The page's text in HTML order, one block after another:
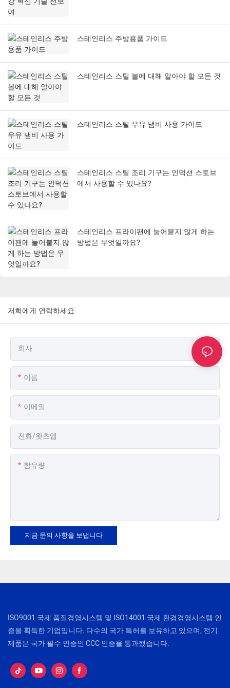
스테인리스 주방용품 가이드
스테인리스 스틸 볼에 대해 알아야 할 모든 것
스테인리스 스틸 우유 냄비 사용 가이드
스테인리스 스틸 조리 기구는 인덕션 스토브
에서 사용할 수 있나요?
스테인리스 프라이팬에 눌어붙지 않게 하는
방법은 무엇일까요?
저희에게 연락하세요
회사
이름
이메일
전화/왓츠앱
함유량
지금 문의 사항을 보냅니다
ISO9001 국제 품질경영시스템 및 ISO14001 국제 환경경영시스템 인
증을 획득한 기업입니다. 다수의 국가 특허를 보유하고 있으며, 전기
제품은 국가 필수 인증인 CCC 인증을 통과했습니다.